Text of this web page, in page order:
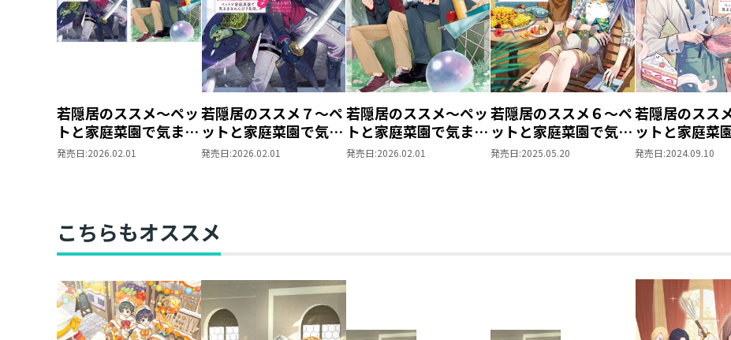
若隠居のススメ～ペッ
トと家庭菜園で気まま
なのんびり生活。の、
【特典SS付き】
発売日:2026.02.01
若隠居のススメ７～ペ
ットと家庭菜園で気ま
まなのんびり生活。
発売日:2026.02.01
若隠居のススメ～ペッ
トと家庭菜園で気まま
なのんびり生活。の、
発売日:2026.02.01
若隠居のススメ６～ペ
ットと家庭菜園で気ま
まなのんびり生活。
発売日:2025.05.20
若隠居のスス
ットと家庭菜
まなのんびり生
発売日:2024.09.10
こちらもオススメ